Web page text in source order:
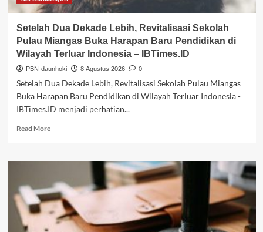
Setelah Dua Dekade Lebih, Revitalisasi Sekolah
Pulau Miangas Buka Harapan Baru Pendidikan di
Wilayah Terluar Indonesia – IBTimes.ID
PBN-daunhoki 8 Agustus 2026 0
Setelah Dua Dekade Lebih, Revitalisasi Sekolah Pulau Miangas
Buka Harapan Baru Pendidikan di Wilayah Terluar Indonesia -
IBTimes.ID menjadi perhatian...
Read MoreRead
Setelah
Dekade
Lebih,
Revitalisasi
Sekolah
Pulau